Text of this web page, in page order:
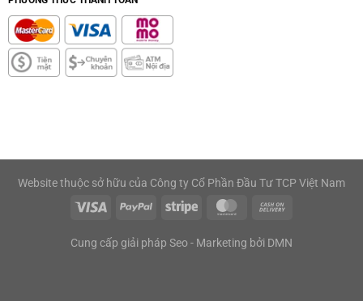
Website thuộc sở hữu của Công ty Cổ Phần Đầu Tư TCP Việt Nam
Cung cấp giải pháp Seo - Marketing bởi DMN